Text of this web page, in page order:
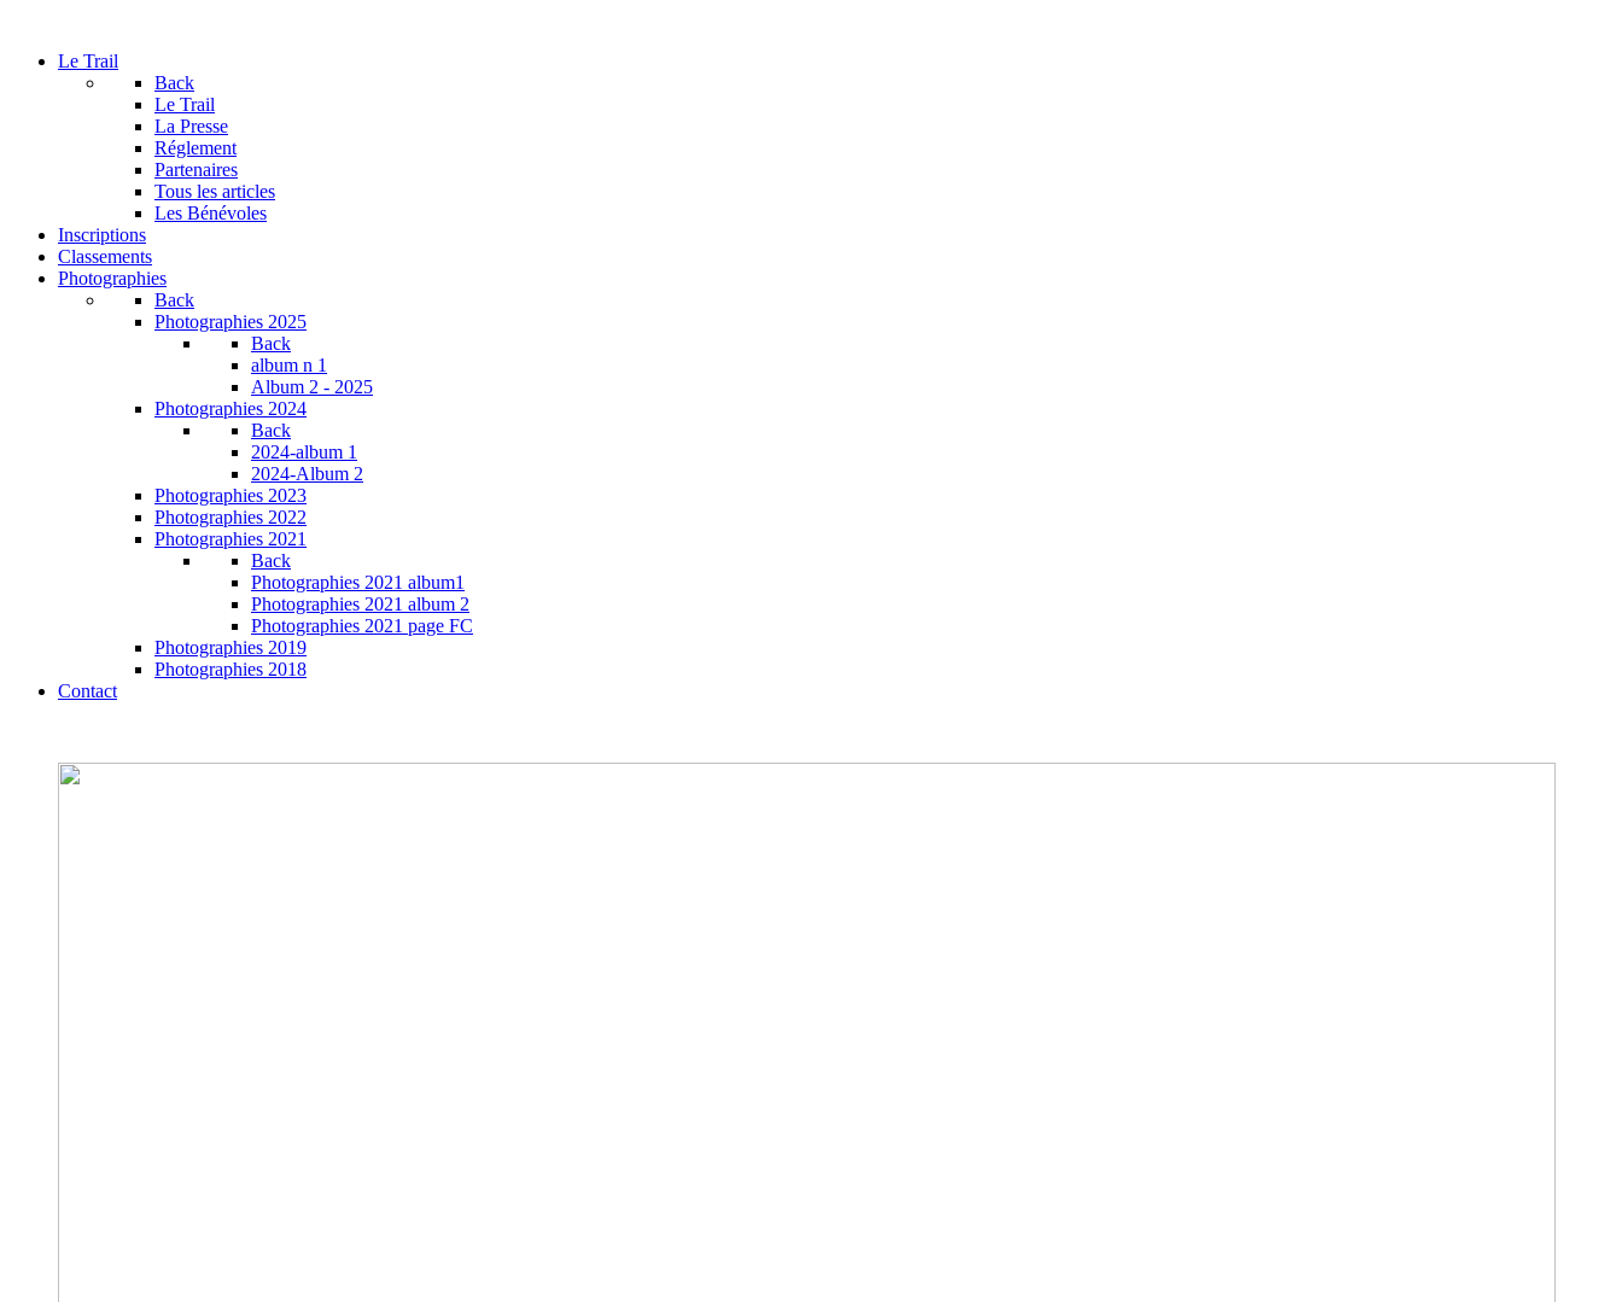
Le Trail
Back
Le Trail
La Presse
Réglement
Partenaires
Tous les articles
Les Bénévoles
Inscriptions
Classements
Photographies
Back
Photographies 2025
Back
album n 1
Album 2 - 2025
Photographies 2024
Back
2024-album 1
2024-Album 2
Photographies 2023
Photographies 2022
Photographies 2021
Back
Photographies 2021 album1
Photographies 2021 album 2
Photographies 2021 page FC
Photographies 2019
Photographies 2018
Contact